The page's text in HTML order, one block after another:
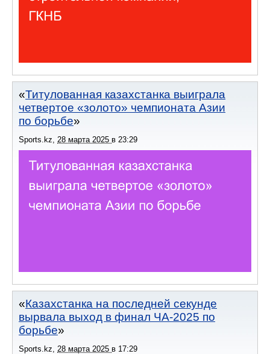
Титулованная казахстанка выиграла
четвертое «золото» чемпионата Азии
по борьбе
Sports.kz 28 марта 2025 в 23:29
Казахстанка на последней секунде
вырвала выход в финал ЧА-2025 по
борьбе
Sports.kz 28 марта 2025 в 17:29